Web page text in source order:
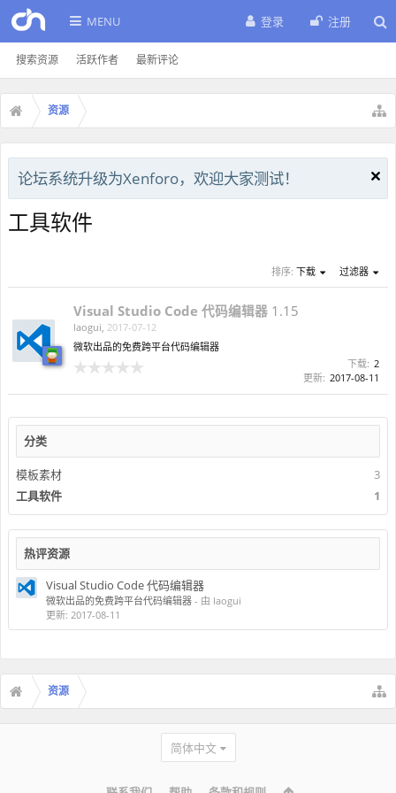
MENU
搜索资源 活跃作者 最新评论
登录 注册
资源
论坛系统升级为Xenforo，欢迎大家测试！
工具软件
分类
模板素材
3
工具软件
1
热评资源
Visual Studio Code 代码编辑器
微软出品的免费跨平台代码编辑器 - 由 laogui
更新: 2017-08-11
排序: 下载 过滤器
Visual Studio Code 代码编辑器 1.15
laogui, 2017-07-12
微软出品的免费跨平台代码编辑器
下载: 2
更新: 2017-08-11
资源
简体中文